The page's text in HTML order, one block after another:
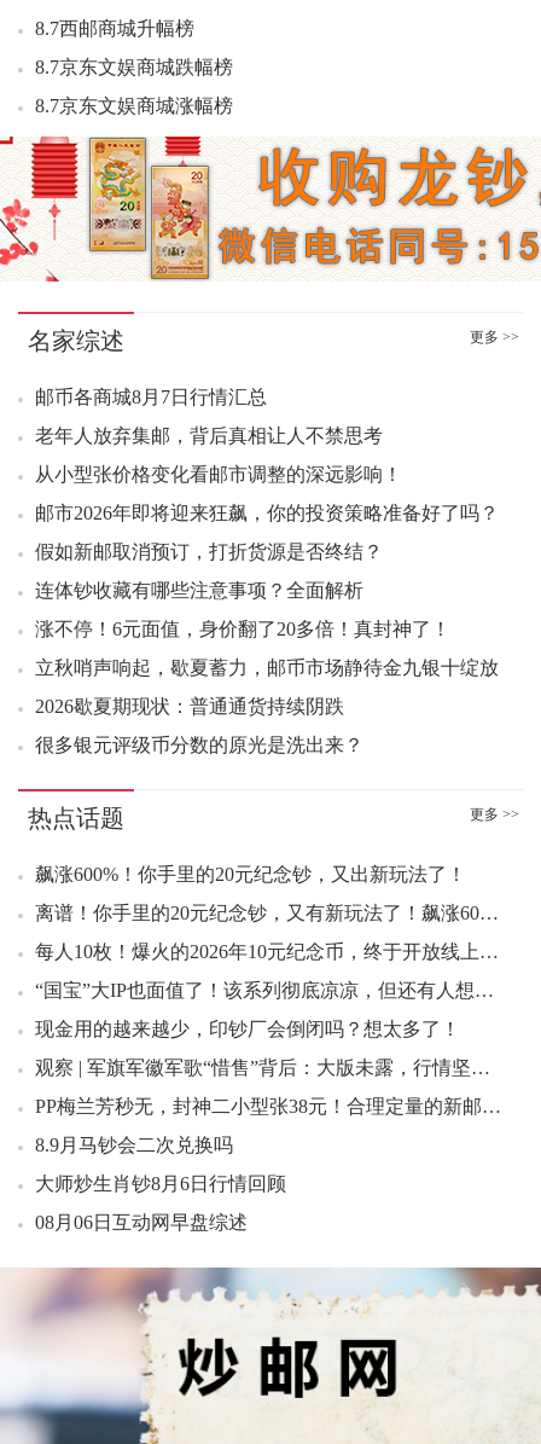
09：09 中国篆刻三小版好品18.30元成交153版
09：10 莫高窟二小型张好品8.80元成交53张
09：11 莫高窟二小型张好品9.00元成交30张
09：13 封神演义二小型张好品46.80元成交100张
09：14 封神演义一小版好品17.50元成交100版
09：14 莫高窟二小型张（评级版）好品1000.00元成交10张
09：16 丝绸之路文物套票好品2.30元成交200版
09：18 货郎图小型张好品9.50元成交500组
09：36 封神演义一小型张好品113.00元成交6张
09：36 莫高窟二小型张（评级版）好品1020.00元成交5张
09：37 封神演义一小型张好品113.00元成交10张
09：43 封神演义一小型张中品103.00元成交7张
09：46 莫高窟二小型张（评级版）百连1200.00元成交1刀
09：46 解放军军旗军徽军歌小版好品24.70元成交175版
09：53 莫高窟二小型张（评级版）好品1060.00元成交2刀
09：57 稻城亚丁小型张（评级版）好品1100.00元成交3张
10：02 映日荷花双联白片（评级）好品200.00元成交10枚
10：05 99年万国邮联小型张（互动金标）好品390.00元成交4刀
10：08 解放军军旗军徽军歌小版好品24.80元成交110版
10：14 映日荷花双联白片（评级）好品180.00元成交10枚
10：14 五牛图小型张（评级版）百连1858.00元成交2版
10：15 福禄寿喜小版好品12.90元成交100版
10：15 农大建校一百二十周年大版好品55.00元成交10版
10：18 西游记一小型张原封3.80元成交700张
10：19 农大建校一百二十周年套票好品3.20元成交200套
10：26 莫高窟一小型张（评级版）好品760.00元成交50刀
10：27 莫高窟一小型张（评级版）好品780.00元成交150刀
10：30 莫高窟一小型张（评级版）好品790.00元成交2整盒
10：35 洞庭湖小型张原盒7.18元成交600整封
10：57 军旗军徽军歌首日封好品12.00元成交3套
10：57 武汉世界邮展小型张好品3.00元成交300张
10：58 大龙小型张（中邮评级黑标）好品800.00元成交2套
10：58 解放军军旗军徽军歌小版好品25.00元成交150版
10：59 洞庭湖小型张连号7.00元成交100张
2026-8-6上海金上海银行情
2026年8月5日今日跌幅排行榜
2026年8月5日今日升幅排行榜
2026年8月5日品种成交排行榜
2026年8月5日品种买盘排行榜
8.7西邮商城升幅榜
8.7京东文娱商城跌幅榜
8.7京东文娱商城涨幅榜
8.7京东文娱商城钱币热销榜
8.7京东文娱商城封片热销榜
8.7京东文娱商城邮票热销榜
8.6西邮商城成交额排行
8.6西邮商城跌幅榜
名家综述 更多 >>
邮币各商城8月7日行情汇总
老年人放弃集邮，背后真相让人不禁思考
从小型张价格变化看邮市调整的深远影响！
邮市2026年即将迎来狂飙，你的投资策略准备好了吗？
假如新邮取消预订，打折货源是否终结？
连体钞收藏有哪些注意事项？全面解析
涨不停！6元面值，身价翻了20多倍！真封神了！
立秋哨声响起，歇夏蓄力，邮币市场静待金九银十绽放
2026歇夏期现状：普通通货持续阴跌
很多银元评级币分数的原光是洗出来？
热点话题 更多 >>
飙涨600%！你手里的20元纪念钞，又出新玩法了！
离谱！你手里的20元纪念钞，又有新玩法了！飙涨600%！
每人10枚！爆火的2026年10元纪念币，终于开放线上预约！跌疯了！
“国宝”大IP也面值了！该系列彻底凉凉，但还有人想约？！
现金用的越来越少，印钞厂会倒闭吗？想太多了！
观察 | 军旗军徽军歌“惜售”背后：大版未露，行情坚挺，邮人该如何自处 ？
PP梅兰芳秒无，封神二小型张38元！合理定量的新邮，今年好题材优势凸显
8.9月马钞会二次兑换吗
大师炒生肖钞8月6日行情回顾
08月06日互动网早盘综述